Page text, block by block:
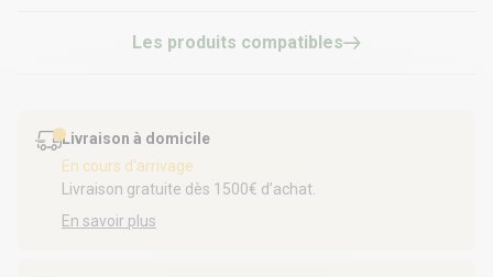
Les produits compatibles
Livraison à domicile
En cours d'arrivage
Livraison gratuite dès 1500€ d’achat.
En savoir plus